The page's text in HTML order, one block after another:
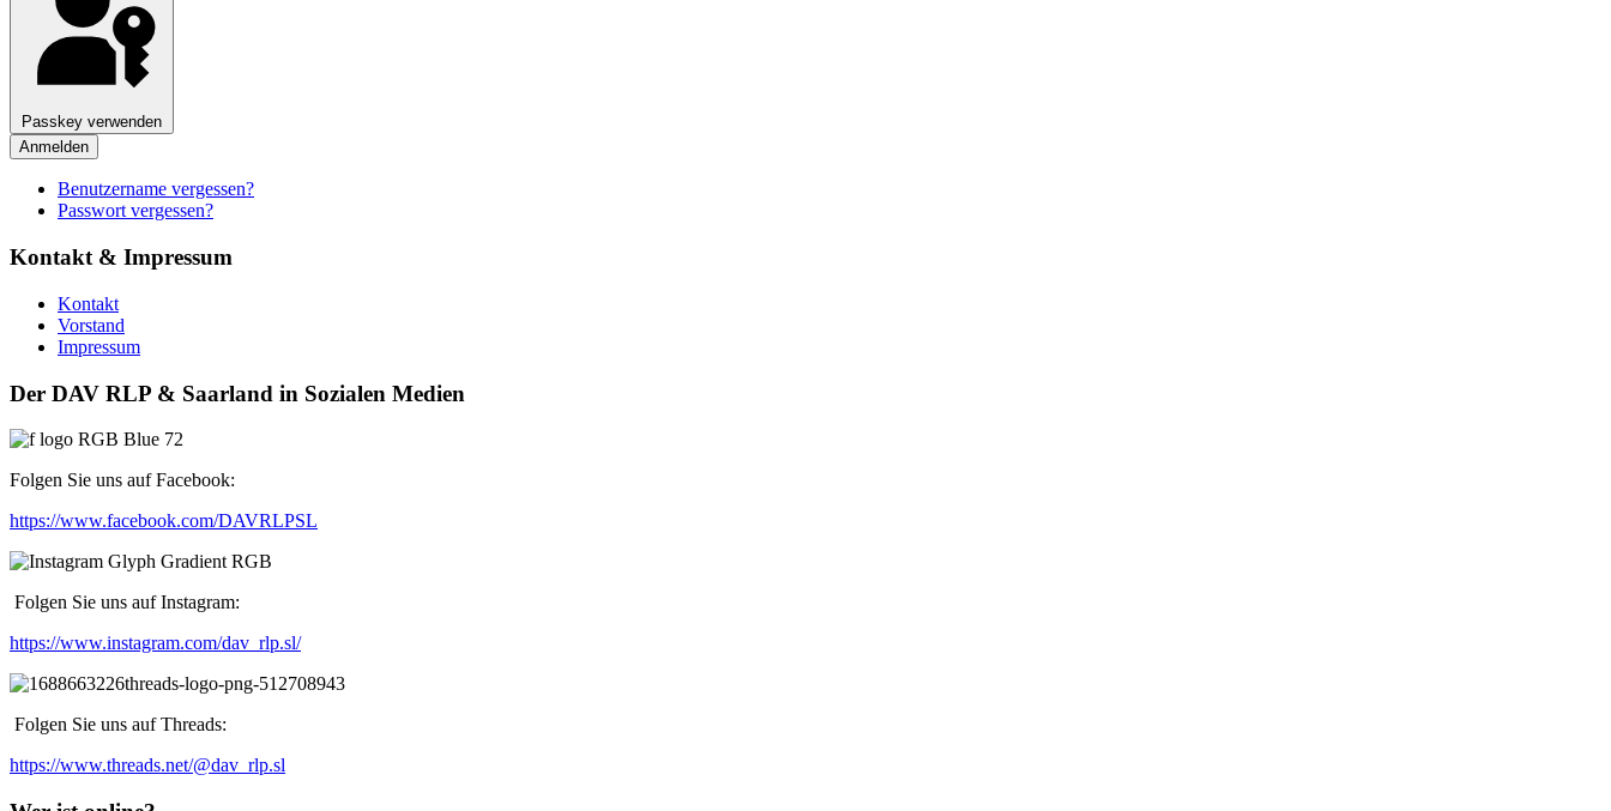
Passkey verwenden
Anmelden
Benutzername vergessen?
Passwort vergessen?
Kontakt & Impressum
Kontakt
Vorstand
Impressum
Der DAV RLP & Saarland in Sozialen Medien
Folgen Sie uns auf Facebook:
https://www.facebook.com/DAVRLPSL
Folgen Sie uns auf Instagram:
https://www.instagram.com/dav_rlp.sl/
Folgen Sie uns auf Threads:
https://www.threads.net/@dav_rlp.sl